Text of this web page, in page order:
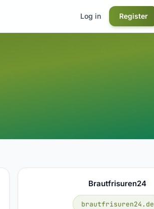
Log in Register
Brautfrisuren24
brautfrisuren24.de